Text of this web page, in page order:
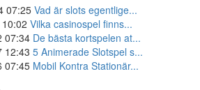
07:25 Vad är slots egentlige...
Vilka casinospel finns...
07:34 De bästa kortspelen at...
12:43 5 Animerade Slotspel s...
07:45 Mobil Kontra Stationär...